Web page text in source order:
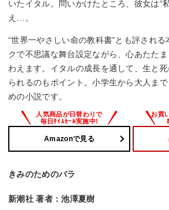
いたイタル。問いかけたところ、彼女は“
え…。
“世界一やさしい命の教科書”とも評され
クで不思議な舞台設定ながら、心あたた
わえます。イタルの成長を通して、生と
られるのもポイント。小学生から大人ま
めの小説です。
Amazonで見る
きみのためのバラ
新潮社 著者：池澤夏樹